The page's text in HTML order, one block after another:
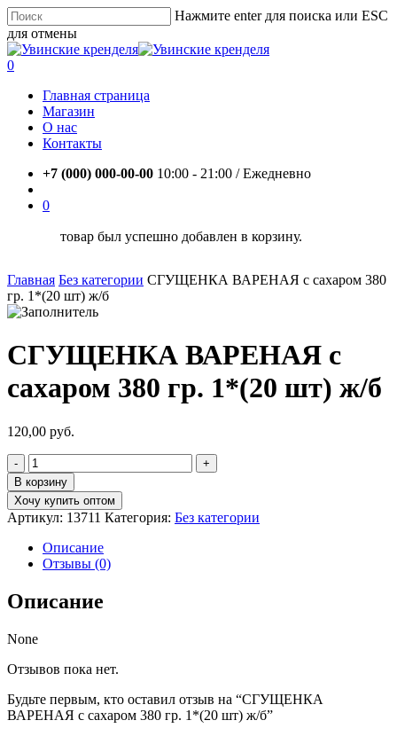
Skip
to
main
content
Нажмите enter для поиска или ESC
для отмены
Close
Search
account
0
Главная страница
Магазин
О нас
Контакты
+7 (000) 000-00-00 10:00 - 21:00 / Eжедневно
0
товар был успешно добавлен в корзину.
Главная Без категории СГУЩЕНКА ВАРЕНАЯ с сахаром 380
гр. 1*(20 шт) ж/б
СГУЩЕНКА ВАРЕНАЯ с
сахаром 380 гр. 1*(20 шт) ж/б
120,00 руб.
Количество
товара
СГУЩЕНКА
ВАРЕНАЯ
с
сахаром
380
гр.
(20
ж/
В корзину
Хочу купить оптом
Артикул: 13711 Категория: Без категории
Описание
Отзывы (0)
Описание
None
Отзывов пока нет.
Будьте первым, кто оставил отзыв на “СГУЩЕНКА
ВАРЕНАЯ с сахаром 380 гр. 1*(20 шт) ж/б”